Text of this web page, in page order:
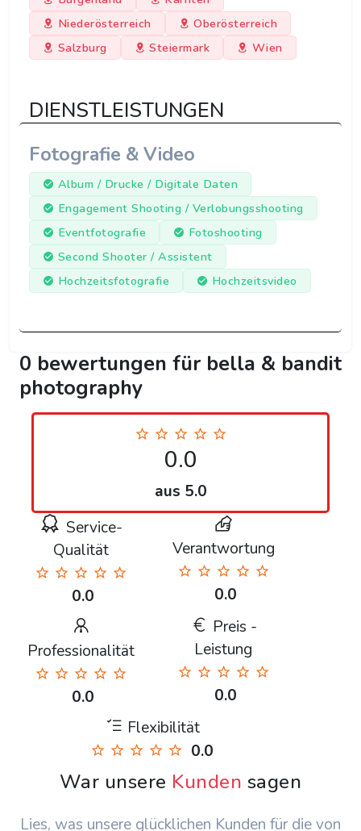
Niederösterreich
Oberösterreich
Salzburg
Steiermark Wien
DIENSTLEISTUNGEN
Fotografie & Video
Album / Drucke / Digitale Daten
Engagement Shooting / Verlobungsshooting
Eventfotografie
Fotoshooting
Second Shooter / Assistent
Hochzeitsfotografie
Hochzeitsvideo
0 bewertungen für bella & bandit
photography
0.0
aus 5.0
Service-
Qualität
0.0
Verantwortung
0.0
Professionalität
0.0
Preis -
Leistung
0.0
Flexibilität
0.0
War unsere Kunden sagen
Lies, was unsere glücklichen Kunden für die von